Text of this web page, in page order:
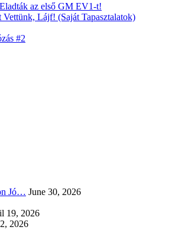
az első GM EV1-t!
Lájf! (Saját Tapasztalatok)
#2
Jó… June 30, 2026
19, 2026
2026